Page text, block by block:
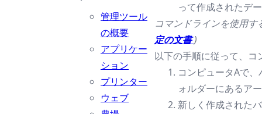
管理ツール
の概要
アプリケー
ション
プリンター
ウェブ
って作成されたデ
コマンドラインを使用
定の文書)
以下の手順に従って、
コンピュータAで
ォルダーにあるア
新しく作成された